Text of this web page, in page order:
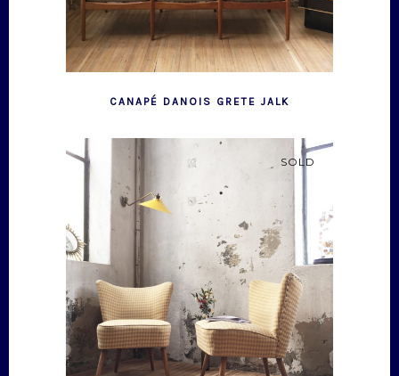
CANAPÉ DANOIS GRETE JALK
SOLD